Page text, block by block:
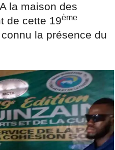
la maison des
de cette 19ème
la présence du